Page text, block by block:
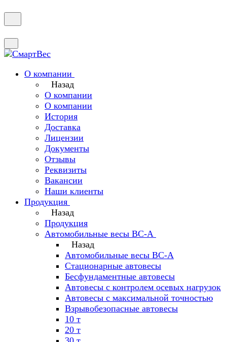
О компании
Назад
О компании
О компании
История
Доставка
Лицензии
Документы
Отзывы
Реквизиты
Вакансии
Наши клиенты
Продукция
Назад
Продукция
Автомобильные весы ВС-А
Назад
Автомобильные весы ВС-А
Стационарные автовесы
Бесфундаментные автовесы
Автовесы с контролем осевых нагрузок
Автовесы с максимальной точностью
Взрывобезопасные автовесы
10 т
20 т